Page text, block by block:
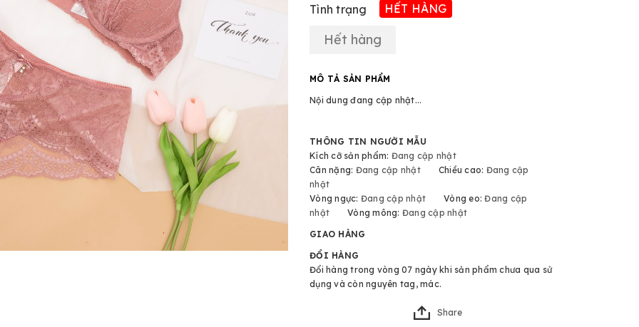
Tình trạng
HẾT HÀNG
Hết hàng
MÔ TẢ SẢN PHẨM
Nội dung đang cập nhật...
THÔNG TIN NGƯỜI MẪU
Kích cỡ sản phẩm: Đang cập nhật
Cân nặng: Đang cập nhật Chiều cao: Đang cập
nhật
Vòng ngực: Đang cập nhật Vòng eo:Đang cập
nhật
Vòng mông: Đang cập nhật
GIAO HÀNG
ĐỔI HÀNG
Đổi hàng trong vòng 07 ngày khi sản phẩm chưa qua sử
dụng và còn nguyên tag, mác.
Share